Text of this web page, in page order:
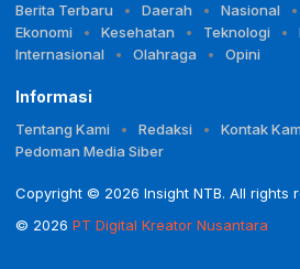
Berita Terbaru Daerah Nasional
Ekonomi
Kesehatan Teknologi
Internasional
Olahraga Opini
Informasi
Tentang Kami Redaksi Kontak
Pedoman Media Siber
Copyright © 2026 Insight NTB. All rights
© 2026 PT Digital Kreator Nusantara